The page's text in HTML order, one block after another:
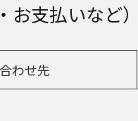
お支払いなど）
わせ先